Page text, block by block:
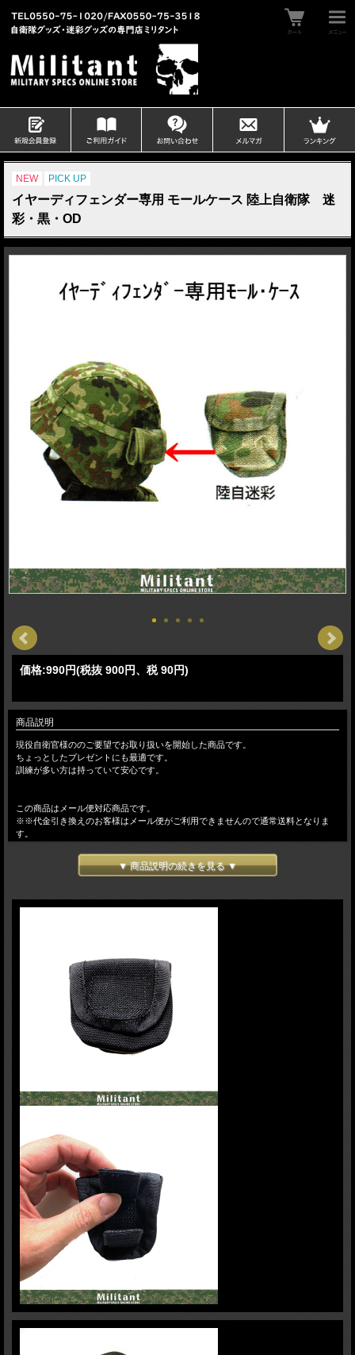
NEW PICK UP
イヤーディフェンダー専用 モールケース 陸上自衛隊 迷
彩・黒・OD
価格:990円(税抜 900円、税 90円)
商品説明
現役自衛官様ののご要望でお取り扱いを開始した商品です。
ちょっとしたプレゼントにも最適です。
訓練が多い方は持っていて安心です。
この商品はメール便対応商品です。
※※代金引き換えのお客様はメール便がご利用できませんので通常送料となりま
す。
▼ 商品説明の続きを見る ▼